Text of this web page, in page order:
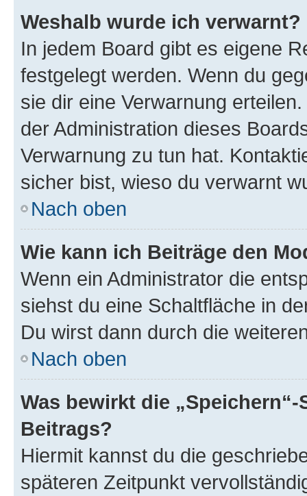
Weshalb wurde ich verwarnt?
In jedem Board gibt es eigene
festgelegt werden. Wenn du
sie dir eine Verwarnung
der Administration dieses
Verwarnung zu tun hat.
sicher bist, wieso du verwarnt
Nach oben
Wie kann ich Beiträge den
Wenn ein Administrator die
siehst du eine Schaltfläche in
Du wirst dann durch die
Nach oben
Was bewirkt die
Beitrags?
Hiermit kannst du die
späteren Zeitpunkt